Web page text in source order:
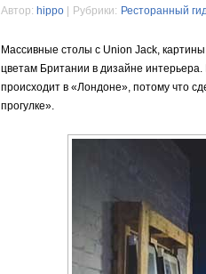
Автор: hippo Рубрики: Ресторанный
Массивные столы с Union Jack,
цветам Британии в дизайне
происходит в «Лондоне», потому что
прогулке».